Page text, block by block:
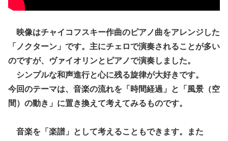
映像はチャイコフスキー作曲のピアノ曲をアレンジした
「ノクターン」です。主にチェロで演奏されることが多い
のですが、ヴァイオリンとピアノで演奏しました。
シンプルな和声進行と心に残る旋律が大好きです。
今回のテーマは、音楽の流れを「時間経過」と「風景（空
間）の動き」に置き換えて考えてみるものです。
音楽を「楽譜」として考えることもできます。また